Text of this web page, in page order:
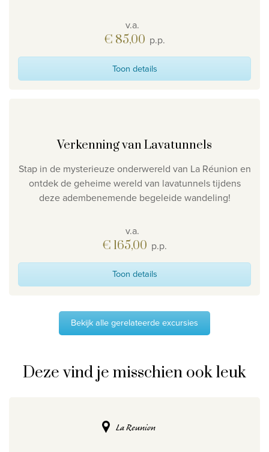
v.a.
€ 85,00 p.p.
Toon details
Verkenning van Lavatunnels
Stap in de mysterieuze onderwereld van La Réunion en
ontdek de geheime wereld van lavatunnels tijdens
deze adembenemende begeleide wandeling!
v.a.
€ 165,00 p.p.
Toon details
Bekijk alle gerelateerde excursies
Deze vind je misschien ook leuk
La Reunion